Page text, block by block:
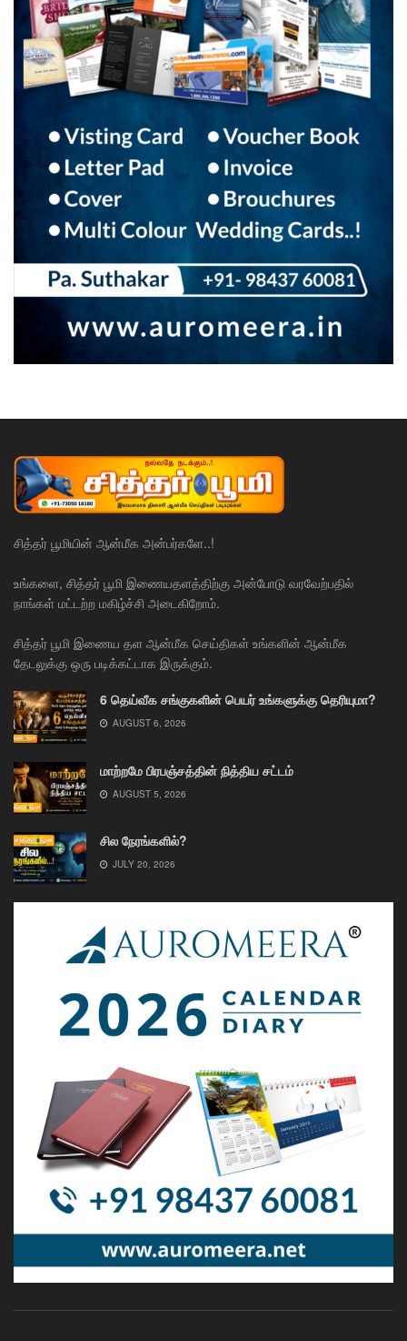
சித்தர் பூமியின் ஆன்மீக அன்பர்களே..!
உங்களை, சித்தர் பூமி இணையதளத்திற்கு அன்போடு வரவேற்பதில்
நாங்கள் மட்டற்ற மகிழ்ச்சி அடைகிறோம்.
சித்தர் பூமி இணைய தள ஆன்மீக செய்திகள் உங்களின் ஆன்மீக
தேடலுக்கு ஒரு படிக்கட்டாக இருக்கும்.
6 தெய்வீக சங்குகளின் பெயர் உங்களுக்கு தெரியுமா?
AUGUST 6, 2026
மாற்றமே பிரபஞ்சத்தின் நித்திய சட்டம்
AUGUST 5, 2026
சில நேரங்களில்?
JULY 20, 2026